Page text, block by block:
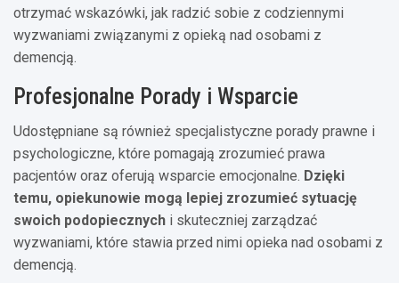
otrzymać wskazówki, jak radzić sobie z codziennymi
wyzwaniami związanymi z opieką nad osobami z
demencją.
Profesjonalne Porady i Wsparcie
Udostępniane są również specjalistyczne porady prawne i
psychologiczne, które pomagają zrozumieć prawa
pacjentów oraz oferują wsparcie emocjonalne. Dzięki
temu, opiekunowie mogą lepiej zrozumieć sytuację
swoich podopiecznych i skuteczniej zarządzać
wyzwaniami, które stawia przed nimi opieka nad osobami z
demencją.